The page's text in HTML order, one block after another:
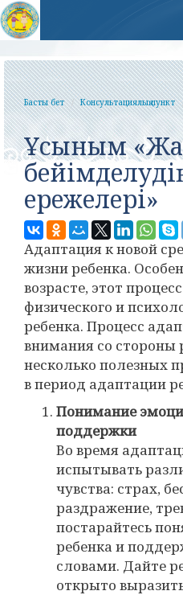
Басты бет Консультациялық пункт
Ұсыным
ережелері»
Адаптация к новой
жизни ребенка.
возрасте, этот
физического и
ребенка. Процесс
внимания со стороны
несколько полезных
в период адаптации
Понимание
поддержки
Во время
испытывать
чувства: страх,
раздражение,
постарайтесь
ребенка и
словами. Дайте
открыто